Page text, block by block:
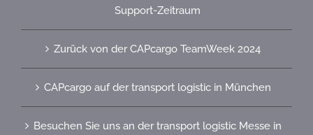
Support-Zeitraum
Zurück von der CAPcargo TeamWeek 2024
CAPcargo auf der transport logistic in München
Besuchen Sie uns an der transport logistic Messe in